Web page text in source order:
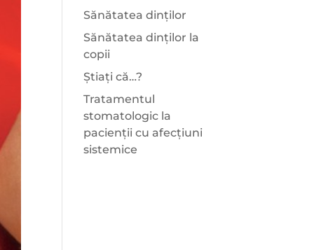
Sănătatea dinților
Sănătatea dinților la
copii
Știați că…?
Tratamentul
stomatologic la
pacienții cu afecțiuni
sistemice